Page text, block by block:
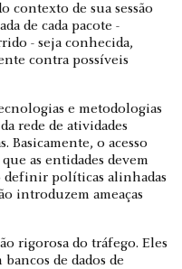
contexto de sua sessão
de cada pacote -
- seja conhecida,
contra possíveis
e metodologias
rede de atividades
Basicamente, o acesso
as entidades devem
definir políticas alinhadas
introduzem ameaças
rigorosa do tráfego. Eles
de dados de